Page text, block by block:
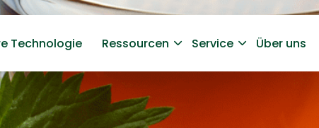
Technologie Ressourcen Service Über uns